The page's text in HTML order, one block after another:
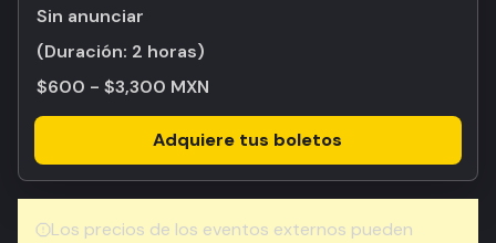
Sin anunciar
(Duración: 2 horas)
$600 - $3,300 MXN
Adquiere tus boletos
Los precios de los eventos externos pueden